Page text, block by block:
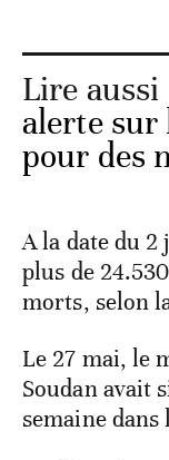
Lire aussi
alerte sur
pour des
A la date du
plus de
morts, selon
Le 27 mai, le
Soudan avait
semaine dans